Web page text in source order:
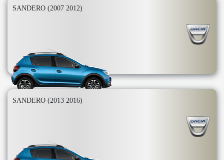
SANDERO (2007 2012)
SANDERO (2013 2016)